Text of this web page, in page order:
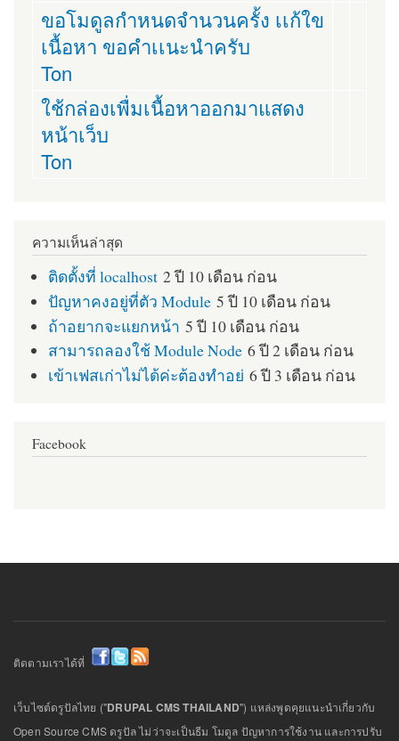
ขอโมดูลกำหนดจำนวนครั้ง เเก้ใข
เนื้อหา ขอคำเเนะนำครับ
Ton
ใช้กล่องเพื่มเนื้อหาออกมาแสดง
หน้าเว็บ
Ton
ความเห็นล่าสุด
ติดตั้งที่ localhost 2 ปี 10 เดือน ก่อน
ปัญหาคงอยู่ที่ตัว Module 5 ปี 10 เดือน ก่อน
ถ้าอยากจะแยกหน้า 5 ปี 10 เดือน ก่อน
สามารถลองใช้ Module Node 6 ปี 2 เดือน ก่อน
เข้าเฟสเก่าไม่ได้ค่ะต้องทำอย่ 6 ปี 3 เดือน ก่อน
Facebook
ติดตามเราได้ที่
เว็บไซต์ดรูปัลไทย ("DRUPAL CMS THAILAND") แหล่งพูดคุยแนะนำเกี่ยวกับ
Open Source CMS ดรูปัล ไม่ว่าจะเป็นธีม โมดูล ปัญหาการใช้งาน และการปรับ